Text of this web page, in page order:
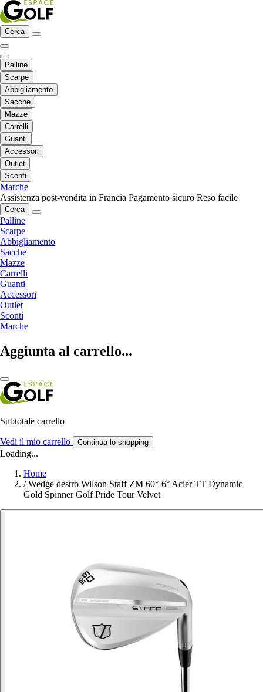
Cerca
Palline
Scarpe
Abbigliamento
Sacche
Mazze
Carrelli
Guanti
Accessori
Outlet
Sconti
Marche
Assistenza post-vendita in Francia Pagamento sicuro Reso facile
Cerca
Palline
Scarpe
Abbigliamento
Sacche
Mazze
Carrelli
Guanti
Accessori
Outlet
Sconti
Marche
Aggiunta al carrello...
Subtotale carrello
Vedi il mio carrello Continua lo shopping
Loading...
Home
/ Wedge destro Wilson Staff ZM 60°-6° Acier TT Dynamic
Gold Spinner Golf Pride Tour Velvet